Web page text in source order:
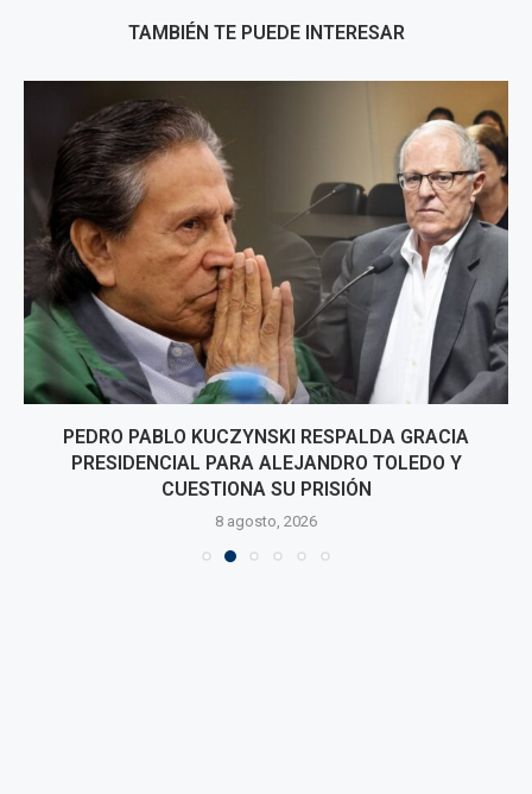
TAMBIÉN TE PUEDE INTERESAR
PEDRO PABLO KUCZYNSKI RESPALDA GRACIA
PRESIDENCIAL PARA ALEJANDRO TOLEDO Y
CUESTIONA SU PRISIÓN
8 agosto, 2026